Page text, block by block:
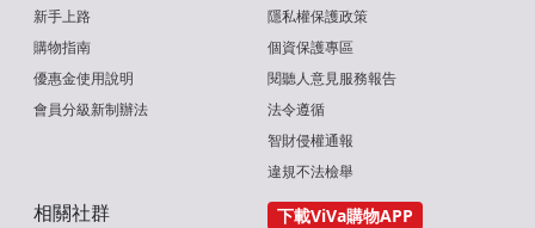
新手上路
購物指南
優惠金使用說明
會員分級新制辦法
隱私權保護政策
個資保護專區
閱聽人意見服務報告
法令遵循
智財侵權通報
違規不法檢舉
相關社群 下載ViVa購物APP